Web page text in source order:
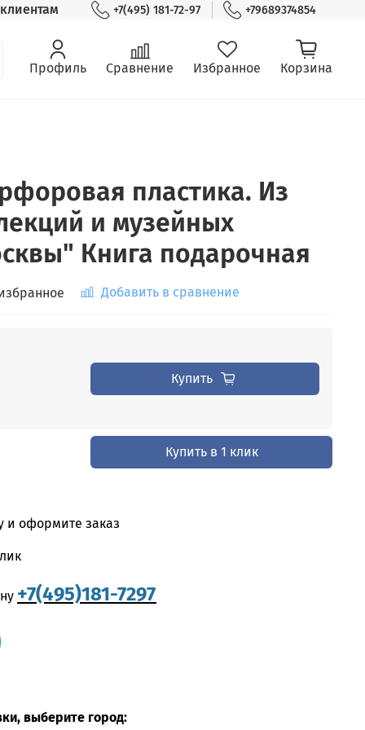
+7(495) 181-72-97 +79689374854
Профиль Сравнение Избранное Корзина
пластика. Из
и музейных
Книга подарочная
Добавить в сравнение
Купить
Купить в 1 клик
и оформите заказ
+7(495)181-7297
выберите город: